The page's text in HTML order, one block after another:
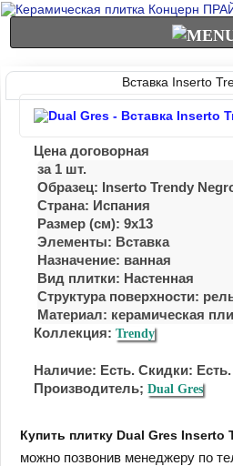
Вставка Inserto
Цена договорная
за 1 шт.
Образец: Inserto Trendy
Страна: Испания
Размер (см): 9x13
Элементы: Вставка
Назначение: ванная
Вид плитки: Настенная
Структура поверхности:
Материал: керамическая
Коллекция: Trendy
Наличие: Есть. Скидки: Есть.
Производитель; Dual Gres
Купить плитку Dual Gres Inserto
можно позвонив менеджеру по